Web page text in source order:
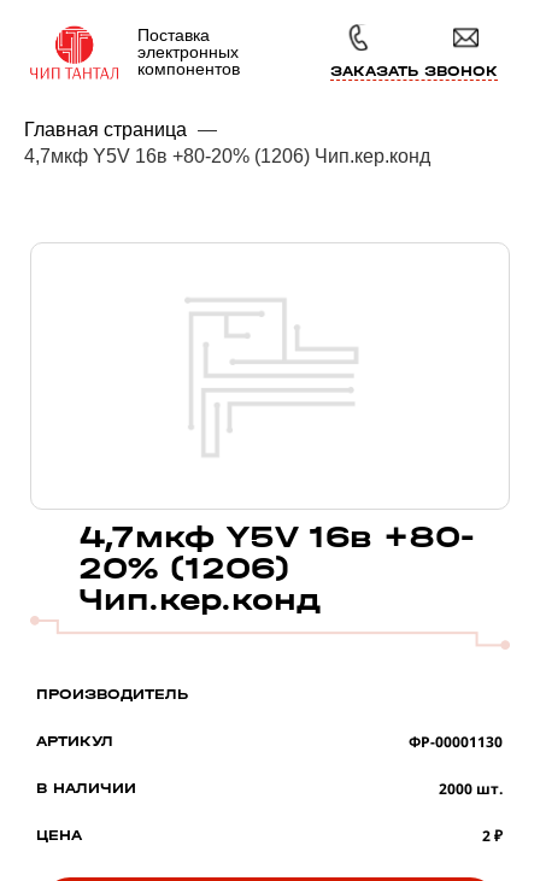
Поставка
электронных
компонентов
ЗАКАЗАТЬ ЗВОНОК
Главная страница —
4,7мкф Y5V 16в +80-20% (1206) Чип.кер.конд
4,7мкф Y5V 16в +80-
20% (1206)
Чип.кер.конд
ПРОИЗВОДИТЕЛЬ
АРТИКУЛ ФР-00001130
В НАЛИЧИИ 2000 шт.
ЦЕНА 2 ₽